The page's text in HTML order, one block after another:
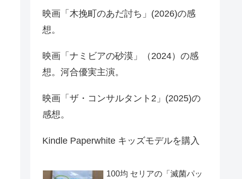
映画「木挽町のあだ討ち」(2026)の感
想。
映画「ナミビアの砂漠」（2024）の感
想。河合優実主演。
映画「ザ・コンサルタント2」(2025)の
感想。
Kindle Paperwhite キッズモデルを購入
100均 セリアの「滅菌パッ